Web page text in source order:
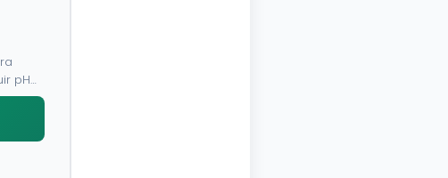
pH
o